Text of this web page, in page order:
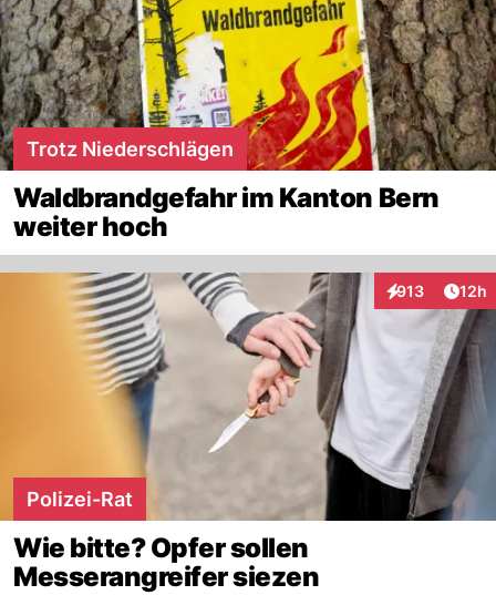
Trotz Niederschlägen
Waldbrandgefahr im Kanton Bern
weiter hoch
913
Interaktionen
12h
Polizei-Rat
Wie bitte? Opfer sollen
Messerangreifer siezen